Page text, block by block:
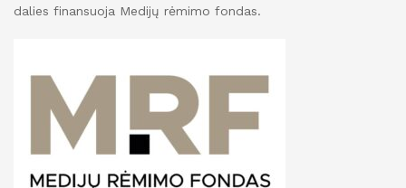
dalies finansuoja Medijų rėmimo fondas.